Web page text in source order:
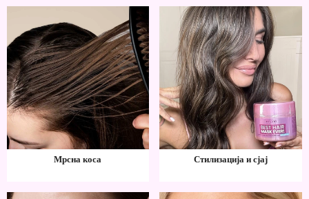
Мрсна коса Стилизација и сјај